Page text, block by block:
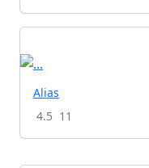
Alias
4.5 11